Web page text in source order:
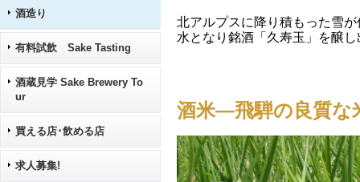
酒造り
有料試飲 Sake Tasting
酒蔵見学 Sake Brewery To
ur
買える店･飲める店
求人募集!
北アルプスに降り積もった雪
水となり銘酒「久寿玉」を醸
酒米―飛騨の良質な